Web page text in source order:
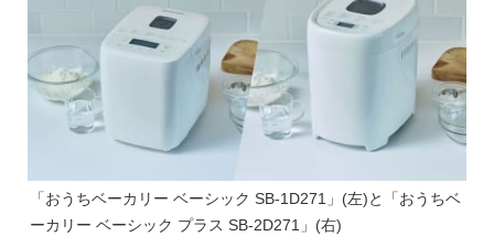
「おうちベーカリー ベーシック SB-1D271」(左)と「おうちベ
ーカリー ベーシック プラス SB-2D271」(右)